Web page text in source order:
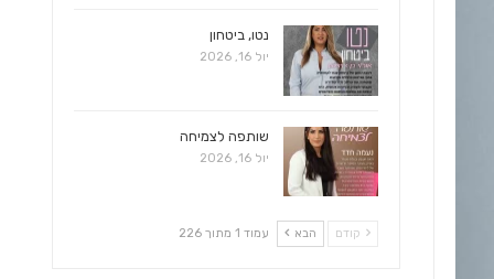
נטו, ביטחון
יול 16, 2026
שותפה לצמיחה
יול 16, 2026
קודם הבא עמוד 1 מתוך 226